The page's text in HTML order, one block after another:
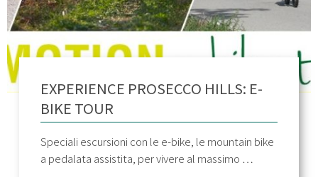
EXPERIENCE PROSECCO HILLS: E-
BIKE TOUR
Speciali escursioni con le e-bike, le mountain bike
a pedalata assistita, per vivere al massimo …